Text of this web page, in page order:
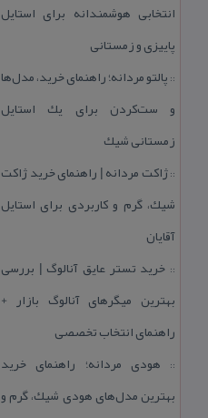
انتخابی هوشمندانه برای استایل
پاییزی و زمستانی
:: پالتو مردانه؛ راهنمای خرید، مدل‌ها
و ست‌كردن برای یك استایل
زمستانی شیك
::ژاكت مردانه | راهنمای خرید ژاكت
شیك، گرم و كاربردی برای استایل
آقایان
:: خرید تستر عایق آنالوگ | بررسی
بهترین میگرهای آنالوگ بازار +
راهنمای انتخاب تخصصی
:: هودی مردانه؛ راهنمای خرید
بهترین مدل‌های هودی شیك، گرم و